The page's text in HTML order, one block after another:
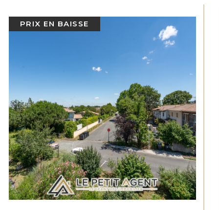
COUP DE COEUR